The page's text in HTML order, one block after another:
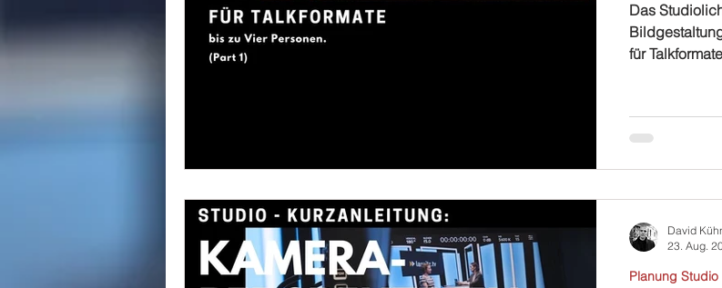
Das
für
Planung
David
23. Aug.